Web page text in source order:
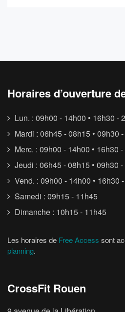
Horaires d’ouverture
Lun. : 09h00 - 14h00 • 16h30 -
Mardi : 06h45 - 08h15 • 09h30
Merc. : 09h00 - 14h00 • 16h30
Jeudi : 06h45 - 08h15 • 09h30
Vend. : 09h00 - 14h00 • 16h30
Samedi : 09h15 - 11h45
Dimanche : 10h15 - 11h45
Les horaires de Free Access sont
planning.
CrossFit Rouen